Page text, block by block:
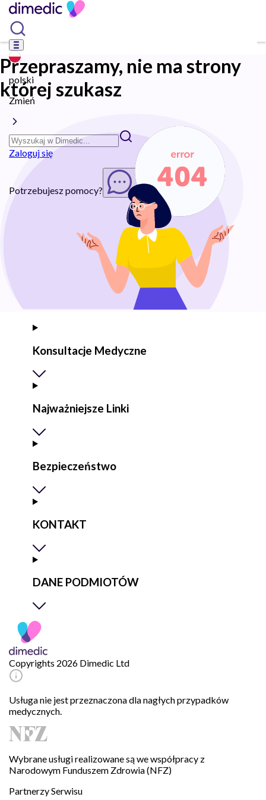
polski
Zmień
Zaloguj się
Potrzebujesz pomocy? Rozpocznij chat
Przepraszamy, nie ma strony
której szukasz
Konsultacje Medyczne
Najważniejsze Linki
Bezpieczeństwo
KONTAKT
DANE PODMIOTÓW
Copyrights 2026 Dimedic Ltd
Usługa nie jest przeznaczona dla nagłych przypadków
medycznych.
Wybrane usługi realizowane są we współpracy z
Narodowym Funduszem Zdrowia (NFZ)
Partnerzy Serwisu